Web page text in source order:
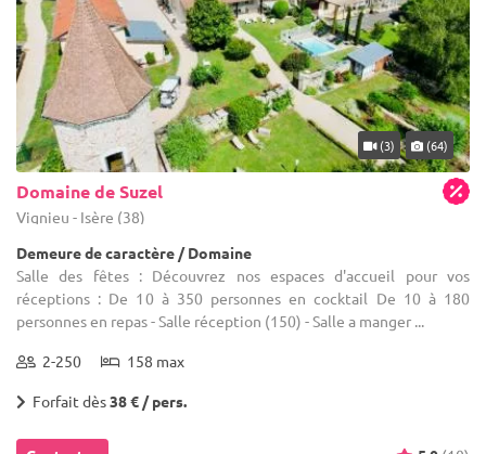
(3) (64)
Domaine de Suzel
Vignieu - Isère (38)
Demeure de caractère / Domaine
Salle des fêtes : Découvrez nos espaces d'accueil pour vos
réceptions : De 10 à 350 personnes en cocktail De 10 à 180
personnes en repas - Salle réception (150) - Salle a manger ...
2-250 158 max
Forfait dès38 € / pers.